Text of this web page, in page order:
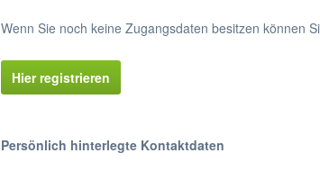
Wenn Sie noch keine Zugangsdaten besitzen können
Hier registrieren
Persönlich hinterlegte Kontaktdaten